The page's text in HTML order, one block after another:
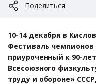
Поделиться
10-14 декабря в
Фестиваль
приуроченный к 90-
Всесоюзного
труду и обороне»